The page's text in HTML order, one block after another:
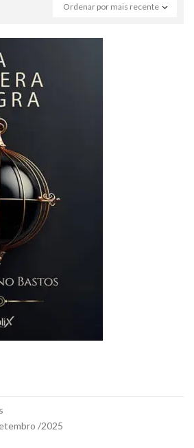
Ordenar por mais recente
/2025